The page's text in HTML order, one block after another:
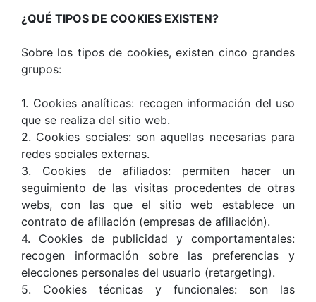
¿QUÉ TIPOS DE COOKIES EXISTEN?
Sobre los tipos de cookies, existen cinco grandes
grupos:
1. Cookies analíticas: recogen información del uso
que se realiza del sitio web.
2. Cookies sociales: son aquellas necesarias para
redes sociales externas.
3. Cookies de afiliados: permiten hacer un
seguimiento de las visitas procedentes de otras
webs, con las que el sitio web establece un
contrato de afiliación (empresas de afiliación).
4. Cookies de publicidad y comportamentales:
recogen información sobre las preferencias y
elecciones personales del usuario (retargeting).
5. Cookies técnicas y funcionales: son las